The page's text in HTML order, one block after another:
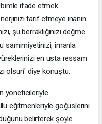
ifade etmek
tarif etmeye inanın
şu berraklığınızı değme
samimiyetinizi, imanla
en usta ressam
olsun" diye konuştu.
yöneticileriyle
eğitmenleriyle göğüslerini
belirterek şöyle